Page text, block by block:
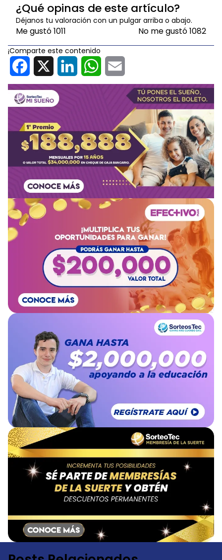
¿Qué opinas de este artículo?
Déjanos tu valoración con un pulgar arriba o abajo.
Me gustó1011 No me gustó1082
¡Comparte este contenido
Facebook LinkedInWhatsApp